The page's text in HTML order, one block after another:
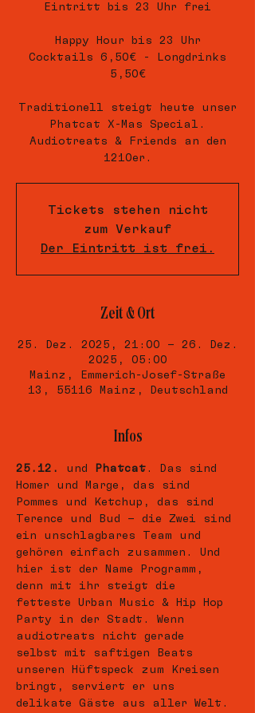
Eintritt bis 23 Uhr frei
Happy Hour bis 23 Uhr
Cocktails 6,50€ - Longdrinks
5,50€
Traditionell steigt heute unser
Phatcat X-Mas Special.
Audiotreats & Friends an den
1210er.
Tickets stehen nicht
zum Verkauf
Der Eintritt ist frei.
Zeit & Ort
25. Dez. 2025, 21:00 – 26. Dez.
2025, 05:00
Mainz, Emmerich-Josef-Straße
13, 55116 Mainz, Deutschland
Infos
25.12. und Phatcat . Das sind
Homer und Marge, das sind
Pommes und Ketchup, das sind
Terence und Bud – die Zwei sind
ein unschlagbares Team und
gehören einfach zusammen. Und
hier ist der Name Programm,
denn mit ihr steigt die
fetteste Urban Music & Hip Hop
Party in der Stadt. Wenn
audiotreats nicht gerade
selbst mit saftigen Beats
unseren Hüftspeck zum Kreisen
bringt, serviert er uns
delikate Gäste aus aller Welt.